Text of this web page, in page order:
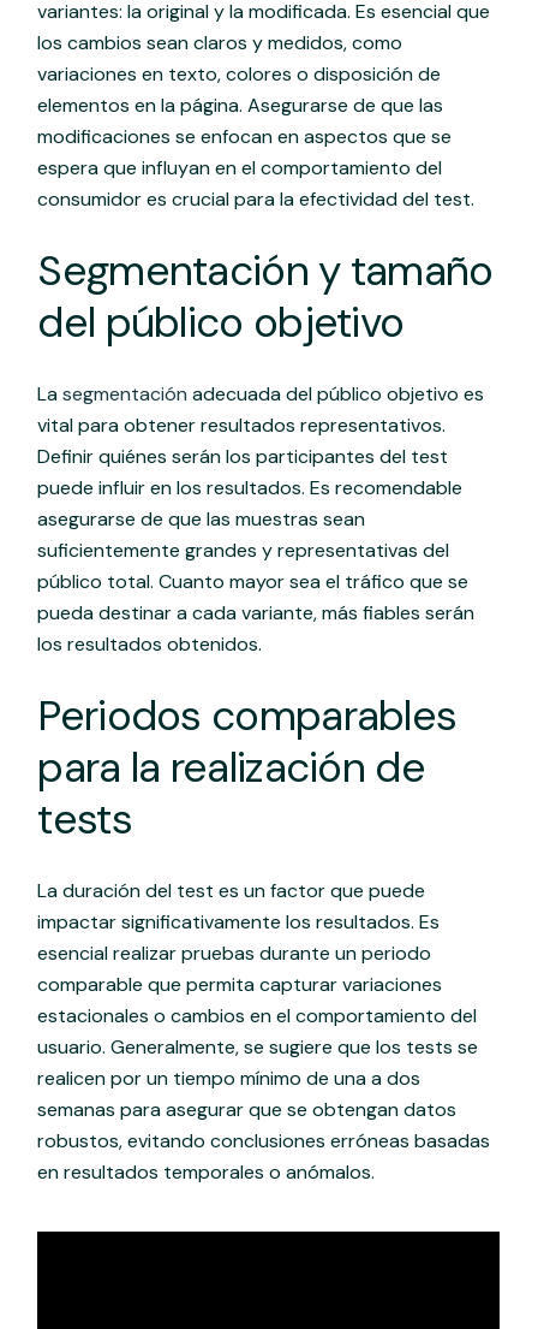
variantes: la original y la modificada. Es esencial que
los cambios sean claros y medidos, como
variaciones en texto, colores o disposición de
elementos en la página. Asegurarse de que las
modificaciones se enfocan en aspectos que se
espera que influyan en el comportamiento del
consumidor es crucial para la efectividad del test.
Segmentación y tamaño
del público objetivo
Lasegmentación adecuada del público objetivo es
vital para obtener resultados representativos.
Definir quiénes serán los participantes del test
puede influir en los resultados. Es recomendable
asegurarse de que las muestras sean
suficientemente grandes y representativas del
público total. Cuanto mayor sea el tráfico que se
pueda destinar a cada variante, más fiables serán
los resultados obtenidos.
Periodos comparables
para la realización de
tests
La duración del test es un factor que puede
impactar significativamente los resultados. Es
esencial realizar pruebas durante un periodo
comparable que permita capturar variaciones
estacionales o cambios en el comportamiento del
usuario. Generalmente, se sugiere que los tests se
realicen por un tiempo mínimo de una a dos
semanas para asegurar que se obtengan datos
robustos, evitando conclusiones erróneas basadas
en resultados temporales o anómalos.